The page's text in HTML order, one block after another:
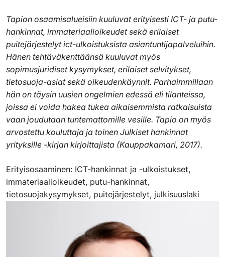
Tapion osaamisalueisiin kuuluvat erityisesti ICT- ja putu-
hankinnat, immateriaalioikeudet sekä erilaiset
puitejärjestelyt ict-ulkoistuksista asiantuntijapalveluihin.
Hänen tehtäväkenttäänsä kuuluvat myös
sopimusjuridiset kysymykset, erilaiset selvitykset,
tietosuoja-asiat sekä oikeudenkäynnit. Parhaimmillaan
hän on täysin uusien ongelmien edessä eli tilanteissa,
joissa ei voida hakea tukea aikaisemmista ratkaisuista
vaan joudutaan tuntemattomille vesille. Tapio on myös
arvostettu kouluttaja ja toinen Julkiset hankinnat
yrityksille -kirjan kirjoittajista (Kauppakamari, 2017).
Erityisosaaminen: ICT-hankinnat ja -ulkoistukset,
immateriaalioikeudet, putu-hankinnat,
tietosuojakysymykset, puitejärjestelyt, julkisuuslaki